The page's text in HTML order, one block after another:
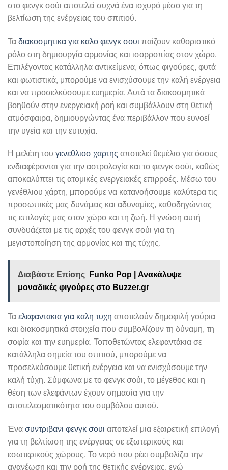
στο φενγκ σούι αποτελεί συχνά ένα ισχυρό μέσο για τη
βελτίωση της ενέργειας του σπιτιού.
Τα διακοσμητικα για καλο φενγκ σουι παίζουν καθοριστικό
ρόλο στη δημιουργία αρμονίας και ισορροπίας στον χώρο.
Επιλέγοντας κατάλληλα αντικείμενα, όπως φιγούρες, φυτά
και φωτιστικά, μπορούμε να ενισχύσουμε την καλή ενέργεια
και να προσελκύσουμε ευημερία. Αυτά τα διακοσμητικά
βοηθούν στην ενεργειακή ροή και συμβάλλουν στη θετική
ατμόσφαιρα, δημιουργώντας ένα περιβάλλον που ευνοεί
την υγεία και την ευτυχία.
Η μελέτη του γενεθλιοσ χαρτης αποτελεί θεμέλιο για όσους
ενδιαφέρονται για την αστρολογία και το φενγκ σούι, καθώς
αποκαλύπτει τις ατομικές ενεργειακές επιρροές. Μέσω του
γενέθλιου χάρτη, μπορούμε να κατανοήσουμε καλύτερα τις
προσωπικές μας δυνάμεις και αδυναμίες, καθοδηγώντας
τις επιλογές μας στον χώρο και τη ζωή. Η γνώση αυτή
συνδυάζεται με τις αρχές του φενγκ σούι για τη
μεγιστοποίηση της αρμονίας και της τύχης.
Διαβάστε Επίσης
Funko Pop | Ανακάλυψε
μοναδικές φιγούρες στο Buzzer.gr
Τα ελεφαντακια για καλη τυχη αποτελούν δημοφιλή γούρια
και διακοσμητικά στοιχεία που συμβολίζουν τη δύναμη, τη
σοφία και την ευημερία. Τοποθετώντας ελεφαντάκια σε
κατάλληλα σημεία του σπιτιού, μπορούμε να
προσελκύσουμε θετική ενέργεια και να ενισχύσουμε την
καλή τύχη. Σύμφωνα με το φενγκ σούι, το μέγεθος και η
θέση των ελεφάντων έχουν σημασία για την
αποτελεσματικότητα του συμβόλου αυτού.
Ένα συντριβανι φενγκ σουι αποτελεί μια εξαιρετική επιλογή
για τη βελτίωση της ενέργειας σε εξωτερικούς και
εσωτερικούς χώρους. Το νερό που ρέει συμβολίζει την
ανανέωση και την ροή της θετικής ενέργειας, ενώ